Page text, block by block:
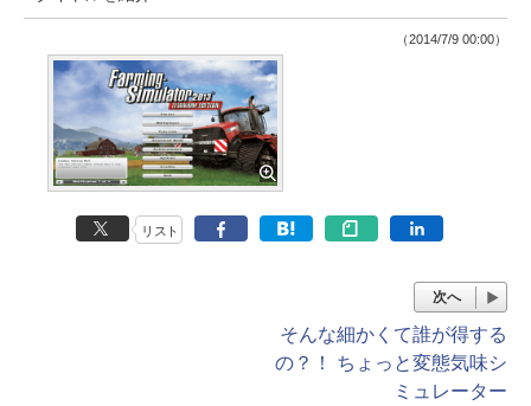
（2014/7/9 00:00）
リスト
次へ
そんな細かくて誰が得する
の？！ ちょっと変態気味シ
ミュレーター